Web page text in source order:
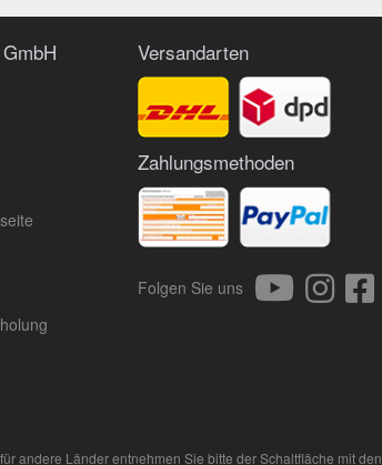
Versandarten
Zahlungsmethoden
Folgen Sie uns
andere Länder entnehmen Sie bitte der Schaltfläche mit den